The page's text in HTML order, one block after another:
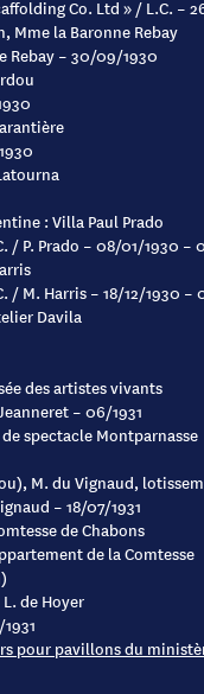
Co. Ltd » / L.C. –
Mme la Baronne Rebay
Rebay – 30/09/1930
: Villa Paul Prado
/ P. Prado – 08/01/1930 –
/ M. Harris – 18/12/1930 –
Davila
des artistes vivants
– 06/1931
spectacle Montparnasse
M. du Vignaud,
– 18/07/1931
de Chabons
de la Comtesse
de Hoyer
pour pavillons du